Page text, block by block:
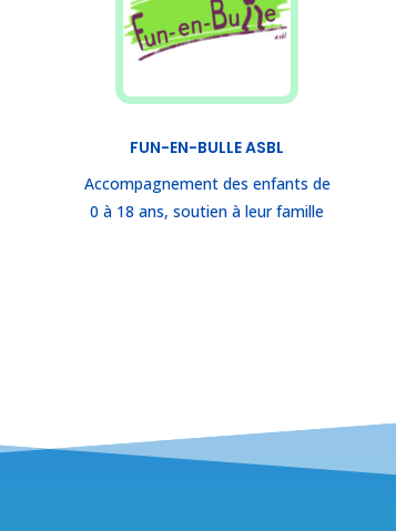
FUN-EN-BULLE ASBL
Accompagnement des enfants de
0 à 18 ans, soutien à leur famille